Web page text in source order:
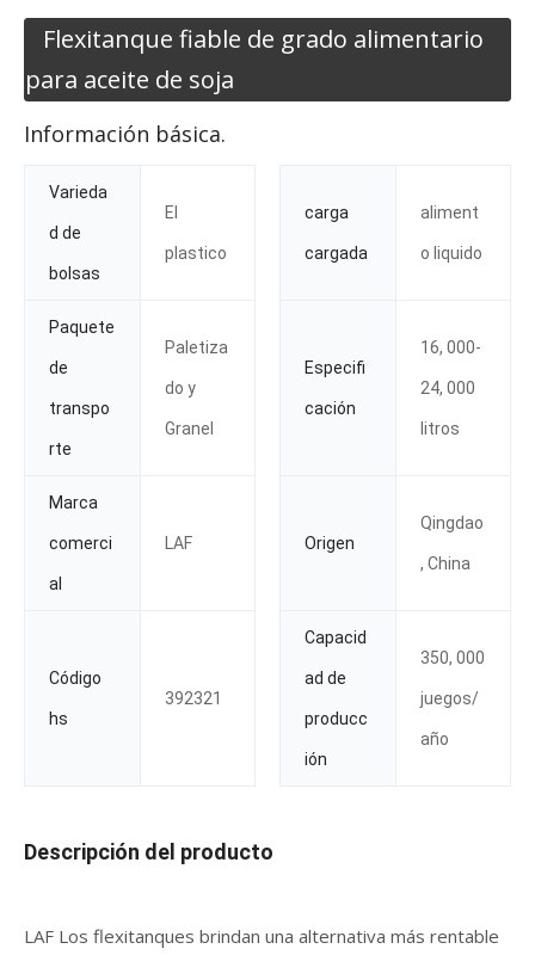
Flexitanque fiable de grado alimentario
para aceite de soja
Información básica.
Varieda
d de
bolsas
El
plastico
carga
cargada
aliment
o liquido
Paquete
de
transpo
rte
Paletiza
do y
Granel
Especifi
cación
16, 000-
24, 000
litros
Marca
comerci
al
LAF Origen
Qingdao
, China
Código
hs
392321
Capacid
ad de
producc
ión
350, 000
juegos/
año
Descripción del producto
LAF Los flexitanques brindan una alternativa más rentable